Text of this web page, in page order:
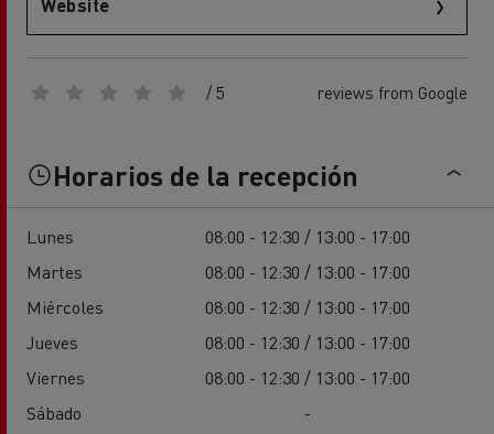
Website
/ 5 reviews from Google
Horarios de la recepción
Lunes
08:00 - 12:30 / 13:00 - 17:00
Martes
08:00 - 12:30 / 13:00 - 17:00
Miércoles
08:00 - 12:30 / 13:00 - 17:00
Jueves
08:00 - 12:30 / 13:00 - 17:00
Viernes
08:00 - 12:30 / 13:00 - 17:00
Sábado
-